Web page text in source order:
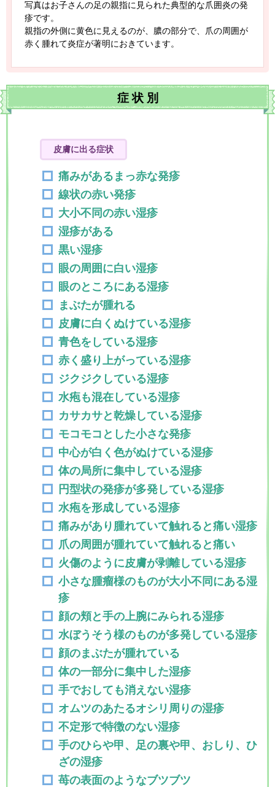
写真はお子さんの足の親指に見られた典型的な爪囲炎の発
疹です。
親指の外側に黄色に見えるのが、膿の部分で、爪の周囲が
赤く腫れて炎症が著明におきています。
症 状 別
皮膚に出る症状
痛みがあるまっ赤な発疹
線状の赤い発疹
大小不同の赤い湿疹
湿疹がある
黒い湿疹
眼の周囲に白い湿疹
眼のところにある湿疹
まぶたが腫れる
皮膚に白くぬけている湿疹
青色をしている湿疹
赤く盛り上がっている湿疹
ジクジクしている湿疹
水疱も混在している湿疹
カサカサと乾燥している湿疹
モコモコとした小さな発疹
中心が白く色がぬけている湿疹
体の局所に集中している湿疹
円型状の発疹が多発している湿疹
水疱を形成している湿疹
痛みがあり腫れていて触れると痛い湿疹
爪の周囲が腫れていて触れると痛い
火傷のように皮膚が剥離している湿疹
小さな腫瘤様のものが大小不同にある湿
疹
顔の頬と手の上腕にみられる湿疹
水ぼうそう様のものが多発している湿疹
顔のまぶたが腫れている
体の一部分に集中した湿疹
手でおしても消えない湿疹
オムツのあたるオシリ周りの湿疹
不定形で特徴のない湿疹
手のひらや甲、足の裏や甲、おしり、ひ
ざの湿疹
苺の表面のようなブツブツ